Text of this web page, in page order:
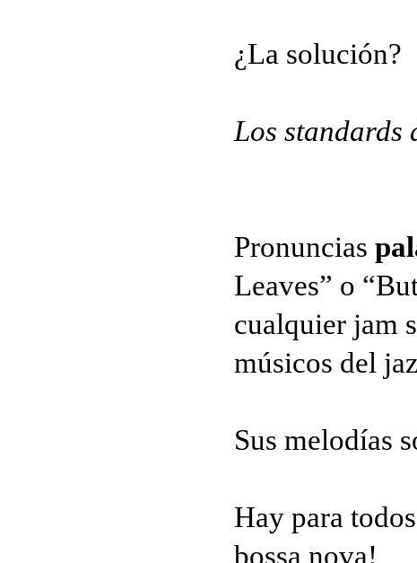
¿La solución?
Los standards
Pronuncias
Leaves” o
cualquier jam
músicos del
Sus melodías
Hay para
bossa nova!